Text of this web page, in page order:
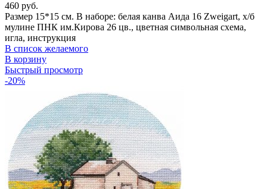
460 руб.
Размер 15*15 см. В наборе: белая канва Аида 16 Zweigart, х/б
мулине ПНК им.Кирова 26 цв., цветная символьная схема,
игла, инструкция
В список желаемого
В корзину
Быстрый просмотр
-20%